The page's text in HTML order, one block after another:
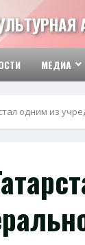
МЕДИА
одним из